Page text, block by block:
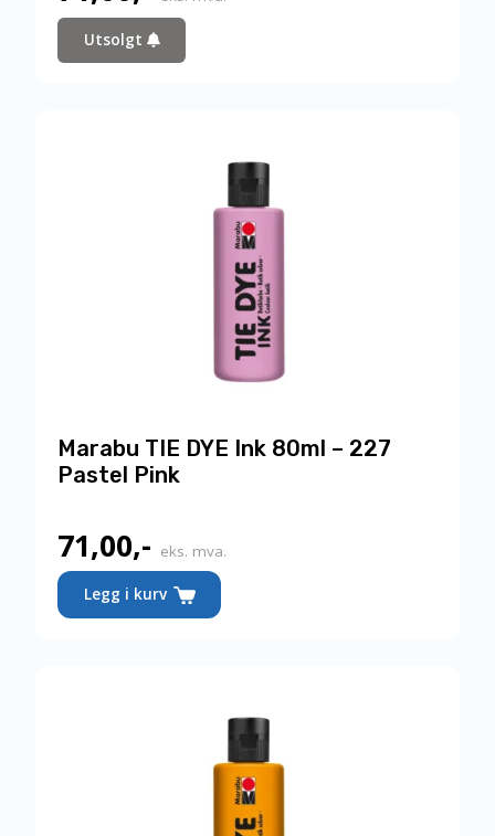
Utsolgt
Marabu TIE DYE Ink 80ml – 227
Pastel Pink
71,00,- eks. mva.
Legg i kurv